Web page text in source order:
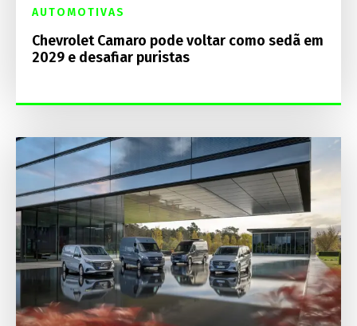
AUTOMOTIVAS
Chevrolet Camaro pode voltar como sedã em
2029 e desafiar puristas